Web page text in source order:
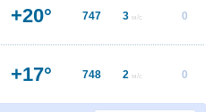
+20° 747 3 м/с 0
+17° 748 2 м/с 0